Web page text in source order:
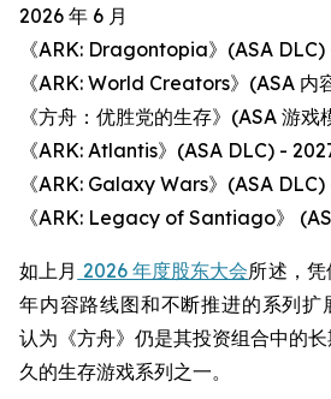
2026 年 6 月
《ARK: Dragontopia》(ASA DLC)
《ARK: World Creators》(ASA 内
《方舟：优胜党的生存》(ASA 游
《ARK: Atlantis》(ASA DLC) -
《ARK: Galaxy Wars》(ASA
《ARK: Legacy of Santiago》
如上月 2026 年度股东大会所述，
年内容路线图和不断推进的系列
认为《方舟》仍是其投资组合中的
久的生存游戏系列之一。